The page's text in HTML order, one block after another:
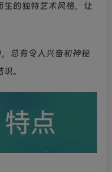
生的独特艺术风格，让
总有令人兴奋和神秘
。